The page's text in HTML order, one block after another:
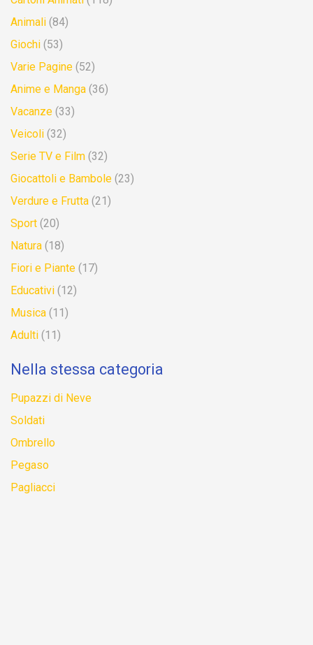
Animali (84)
Giochi (53)
Varie Pagine (52)
Anime e Manga (36)
Vacanze (33)
Veicoli (32)
Serie TV e Film (32)
Giocattoli e Bambole (23)
Verdure e Frutta (21)
Sport (20)
Natura (18)
Fiori e Piante (17)
Educativi (12)
Musica (11)
Adulti (11)
Nella stessa categoria
Pupazzi di Neve
Soldati
Ombrello
Pegaso
Pagliacci